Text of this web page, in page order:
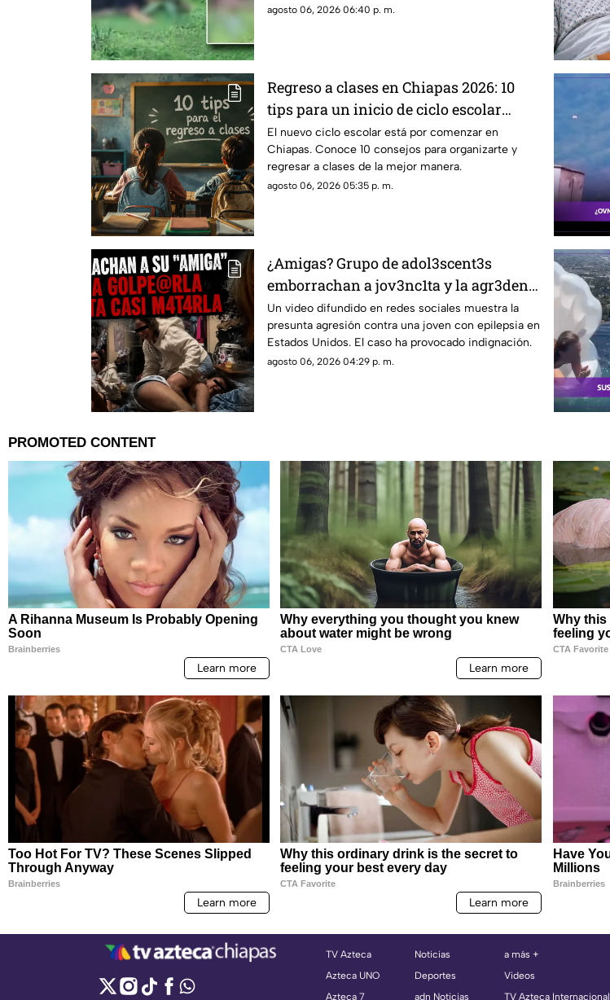
horas después.
agosto 06, 2026 06:40 p. m.
Regreso a clases en Chiapas 2026: 10
tips para un inicio de ciclo escolar
exitoso
El nuevo ciclo escolar está por comenzar en
Chiapas. Conoce 10 consejos para organizarte y
regresar a clases de la mejor manera.
agosto 06, 2026 05:35 p. m.
¿Amigas? Grupo de adol3scent3s
emborrachan a jov3nc1ta y la agr3den a
golpes: grabaron todo
Un video difundido en redes sociales muestra la
presunta agresión contra una joven con epilepsia en
Estados Unidos. El caso ha provocado indignación.
agosto 06, 2026 04:29 p. m.
TV Azteca
Azteca UNO
Azteca 7
Noticias
Deportes
adn Noticias
a más +
Videos
TV Azteca Internacional